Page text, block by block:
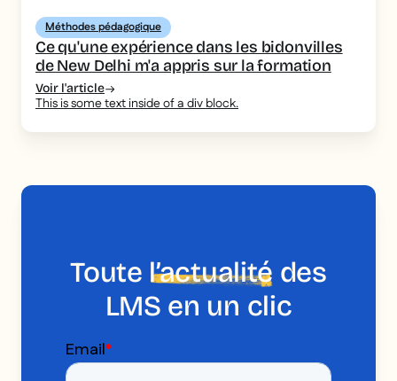
Méthodes pédagogique
Ce qu'une expérience dans les bidonvilles
de New Delhi m'a appris sur la formation
Voir l'article
This is some text inside of a div block.
Toute l’actualité des
LMS en un clic